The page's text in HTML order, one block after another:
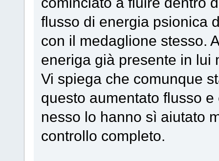
flusso di energia psionica
con il medaglione stesso.
eneriga già presente in lui
Vi spiega che comunque
questo aumentato flusso
nesso lo hanno sì aiutato
controllo completo.